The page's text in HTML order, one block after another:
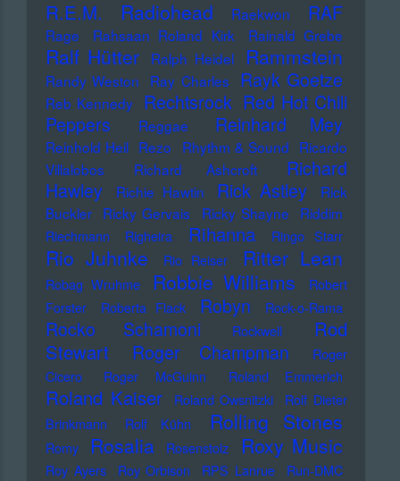
R.E.M. Radiohead Raekwon RAF
Rage Rahsaan Roland Kirk Rainald Grebe
Ralf Hütter Ralph Heidel Rammstein
Randy Weston Ray Charles Rayk Goetze
Reb Kennedy Rechtsrock Red Hot Chili
Peppers
Reggae Reinhard Mey
Reinhold Heil Rezo Rhythm & Sound Ricardo
Villalobos
Richard Ashcroft
Richard
Hawley
Richie Hawtin Rick Astley
Rick
Buckler
Ricky Gervais Ricky Shayne Riddim
Riechmann Righeira Rihanna Ringo Starr
Rio Juhnke Rio Reiser Ritter Lean
Robag Wruhme Robbie Williams
Robert
Forster
Roberta Flack Robyn Rock-o-Rama
Rocko Schamoni Rockwell
Rod
Stewart
Roger Champman
Roger
Cicero
Roger McGuinn Roland Emmerich
Roland Kaiser Roland Owsnitzki
Rolf Dieter
Brinkmann
Rolf Kühn Rolling Stones
Romy Rosalia Rosenstolz Roxy Music
Roy Ayers Roy Orbison RPS Lanrue
Run-DMC